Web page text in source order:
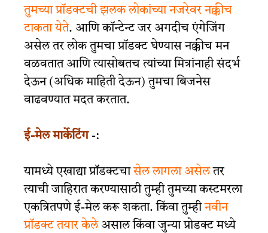
तुमच्या प्रॉडक्टची झलक लोकांच्या नजरेवर नक्कीच
टाकता येते. आणि कॉन्टेन्ट जर अगदीच एंगेजिंग
असेल तर लोक तुमचा प्रॉडक्ट घेण्यास नक्कीच मन
वळवतात आणि त्यासोबतच त्यांच्या मित्रांनाही संदर्भ
देऊन (अधिक माहिती देऊन) तुमचा बिजनेस
वाढवण्यात मदत करतात.
ई-मेल मार्केटिंग-:
यामध्ये एखाद्या प्रॉडक्टचा सेल लागला असेलतर
त्याची जाहिरात करण्यासाठी तुम्ही तुमच्या कस्टमरला
एकत्रितपणे ई-मेल करू शकता. किंवा तुम्ही नवीन
प्रॉडक्ट तयार केलेअसाल किंवा जुन्या प्रोडक्ट मध्ये